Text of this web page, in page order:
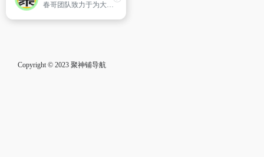
春哥团队致力于为大家提供各种网站商业源码系统，小程序源码程序，私人订制各种商业系统，企业网站开发，低价仿站等业务，我们致力于降低中小企业建站成本！
Copyright © 2023 聚神铺导航